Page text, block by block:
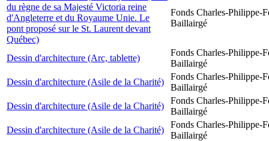
du règne de sa Majesté Victoria reine
d'Angleterre et du Royaume Unie. Le
pont proposé sur le St. Laurent devant
Québec)
Fonds Charles-Philippe-
Baillairgé
Dessin d'architecture (Arc, tablette)
Fonds Charles-Philippe-
Baillairgé
Dessin d'architecture (Asile de la Charité)
Fonds Charles-Philippe-
Baillairgé
Dessin d'architecture (Asile de la Charité)
Fonds Charles-Philippe-
Baillairgé
Dessin d'architecture (Asile de la Charité)
Fonds Charles-Philippe-
Baillairgé